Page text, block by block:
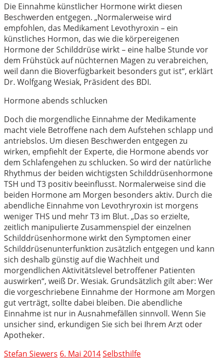
Die Einnahme künstlicher Hormone wirkt diesen
Beschwerden entgegen. „Normalerweise wird
empfohlen, das Medikament Levothyroxin – ein
künstliches Hormon, das wie die körpereigenen
Hormone der Schilddrüse wirkt – eine halbe Stunde vor
dem Frühstück auf nüchternen Magen zu verabreichen,
weil dann die Bioverfügbarkeit besonders gut ist“, erklärt
Dr. Wolfgang Wesiak, Präsident des BDI.
Hormone abends schlucken
Doch die morgendliche Einnahme der Medikamente
macht viele Betroffene nach dem Aufstehen schlapp und
antriebslos. Um diesen Beschwerden entgegen zu
wirken, empfiehlt der Experte, die Hormone abends vor
dem Schlafengehen zu schlucken. So wird der natürliche
Rhythmus der beiden wichtigsten Schilddrüsenhormone
TSH und T3 positiv beeinflusst. Normalerweise sind die
beiden Hormone am Morgen besonders aktiv. Durch die
abendliche Einnahme von Levothryroxin ist morgens
weniger THS und mehr T3 im Blut. „Das so erzielte,
zeitlich manipulierte Zusammenspiel der einzelnen
Schilddrüsenhormone wirkt den Symptomen einer
Schilddrüsenunterfunktion zusätzlich entgegen und kann
sich deshalb günstig auf die Wachheit und
morgendlichen Aktivitätslevel betroffener Patienten
auswirken“, weiß Dr. Wesiak. Grundsätzlich gilt aber: Wer
die vorgeschriebene Einnahme der Hormone am Morgen
gut verträgt, sollte dabei bleiben. Die abendliche
Einnahme ist nur in Ausnahmefällen sinnvoll. Wenn Sie
unsicher sind, erkundigen Sie sich bei Ihrem Arzt oder
Apotheker.
Stefan Siewers 6. Mai 2014Selbsthilfe